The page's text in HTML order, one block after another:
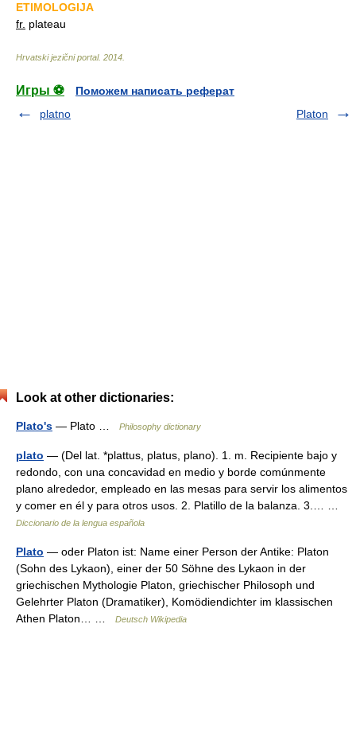
ETIMOLOGIJA
fr. plateau
Hrvatski jezični portal. 2014
Игры ⚽
Поможем написать реферат
platno
Platon
Look at other dictionaries:
Plato's — Plato … Philosophy dictionary
plato — (Del lat. *plattus, platus, plano). 1. m. Recipiente bajo y
redondo, con una concavidad en medio y borde comúnmente
plano alrededor, empleado en las mesas para servir los alimentos
y comer en él y para otros usos. 2. Platillo de la balanza. 3.… …
Diccionario de la lengua española
Plato — oder Platon ist: Name einer Person der Antike: Platon
(Sohn des Lykaon), einer der 50 Söhne des Lykaon in der
griechischen Mythologie Platon, griechischer Philosoph und
Gelehrter Platon (Dramatiker), Komödiendichter im klassischen
Athen Platon… …
Deutsch Wikipedia